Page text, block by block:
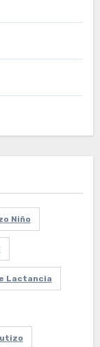
Niño
Lactancia